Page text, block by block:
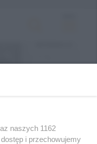
naszych 1162
i przechowujemy